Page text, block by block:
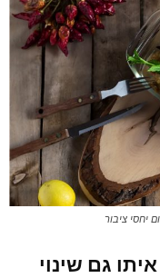
יחסי ציבור
גם שינוי